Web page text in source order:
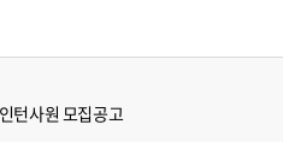
턴사원 모집공고